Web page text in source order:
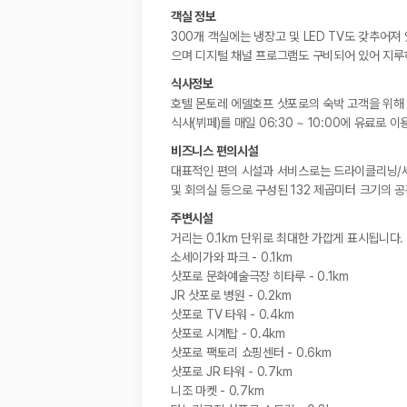
객실 정보
300개 객실에는 냉장고 및 LED TV도 갖추어져
으며 디지털 채널 프로그램도 구비되어 있어 지
식사정보
호텔 몬토레 에델호프 삿포로의 숙박 고객을 위
식사(뷔페)를 매일 06:30 ~ 10:00에 유료로 이
비즈니스 편의시설
대표적인 편의 시설과 서비스로는 드라이클리
및 회의실 등으로 구성된 132 제곱미터 크기의
주변시설
거리는 0.1km 단위로 최대한 가깝게 표시됩니다.
소세이가와 파크 - 0.1km
삿포로 문화예술극장 히타루 - 0.1km
JR 삿포로 병원 - 0.2km
삿포로 TV 타워 - 0.4km
삿포로 시계탑 - 0.4km
삿포로 팩토리 쇼핑센터 - 0.6km
삿포로 JR 타워 - 0.7km
니조 마켓 - 0.7km